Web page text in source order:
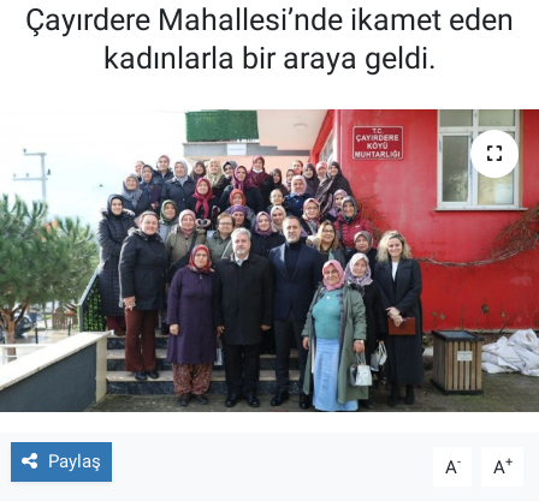
Çayırdere Mahallesi’nde ikamet eden
kadınlarla bir araya geldi.
Paylaş A- A+
Tüm Manşetler